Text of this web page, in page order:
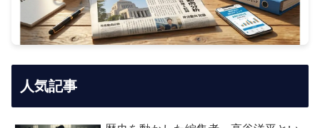
人気記事